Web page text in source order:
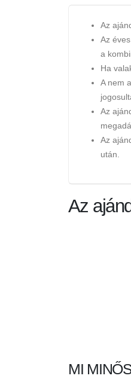
Az
Az
a
Ha
A nem
Az
Az
után.
Az
MI